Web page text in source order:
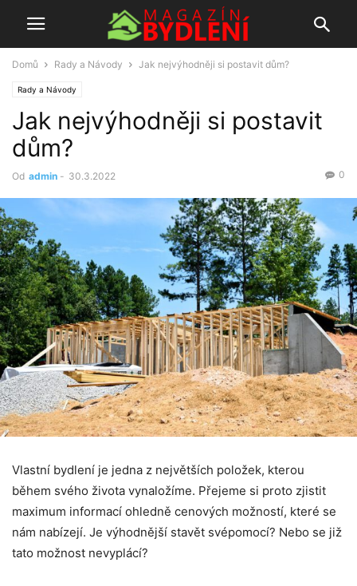
Domů Rady a Návody Jak nejvýhodněji si postavit dům?
Rady a Návody
Jak nejvýhodněji si postavit
dům?
Od admin - 30.3.2022 0
Vlastní bydlení je jedna z největších položek, kterou
během svého života vynaložíme. Přejeme si proto zjistit
maximum informací ohledně cenových možností, které se
nám nabízejí. Je výhodnější stavět svépomocí? Nebo se již
tato možnost nevyplácí?